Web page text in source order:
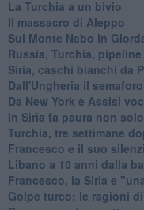
La Turchia a un bivio
Il massacro di Aleppo
Sul Monte Nebo in
Russia, Turchia, pipeline
Siria, caschi bianchi da
Dall'Ungheria il
Da New York e Assisi
In Siria fa paura non
Turchia, tre settimane
Francesco e il suo
Libano a 10 anni dalla
Francesco, la Siria e
Golpe turco: le ragioni